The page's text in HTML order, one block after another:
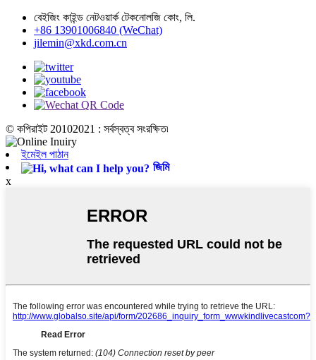
বেইজিং কাইন্ড নেটওয়ার্ক টেকনোলজি কোং, লি.
+86 13901006840 (WeChat)
jilemin@xkd.com.cn
© কপিরাইট 20102021 : সর্বস্বত্ব সংরক্ষিত৷
ইমেইল পাঠান
জিমি
x